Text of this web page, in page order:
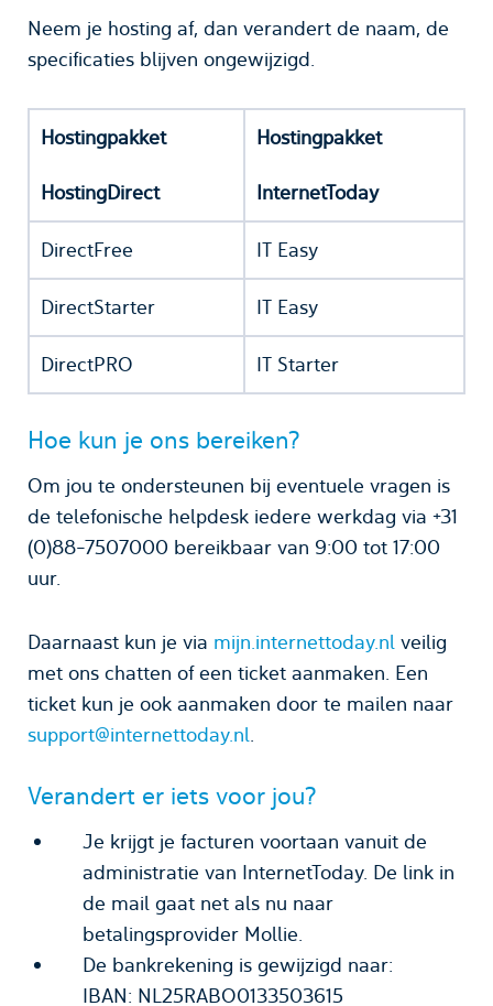
Neem je hosting af, dan verandert de naam, de
specificaties blijven ongewijzigd.
Hostingpakket
HostingDirect
Hostingpakket
InternetToday
DirectFree IT Easy
DirectStarter IT Easy
DirectPRO IT Starter
Hoe kun je ons bereiken?
Om jou te ondersteunen bij eventuele vragen is
de telefonische helpdesk iedere werkdag via +31
(0)88-7507000 bereikbaar van 9:00 tot 17:00
uur.
Daarnaast kun je via mijn.internettoday.nl veilig
met ons chatten of een ticket aanmaken. Een
ticket kun je ook aanmaken door te mailen naar
support@internettoday.nl
Verandert er iets voor jou?
Je krijgt je facturen voortaan vanuit de
administratie van InternetToday. De link in
de mail gaat net als nu naar
betalingsprovider Mollie.
De bankrekening is gewijzigd naar:
IBAN: NL25RABO0133503615